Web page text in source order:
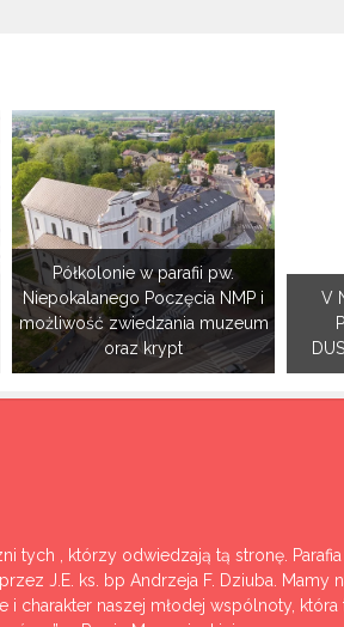
Półkolonie w parafii pw.
Niepokalanego Poczęcia NMP i
możliwość zwiedzania muzeum
oraz krypt
V
tych , którzy odwiedzają tą stronę. Parafia
J.E. ks. bp Andrzeja F. Dziuba. Mamy
charakter naszej młodej wspólnoty, która